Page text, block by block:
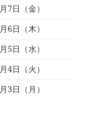
日（金）
日（木）
日（水）
日（火）
日（月）